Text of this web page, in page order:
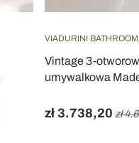
VIADURINI BATHROOM
Vintage 3-
umywalkowa
zł 3.738,20 zł